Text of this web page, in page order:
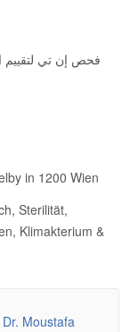
فحص إن تي لتقييم
in 1200 Wien
Sterilität,
Klimakterium &
Moustafa